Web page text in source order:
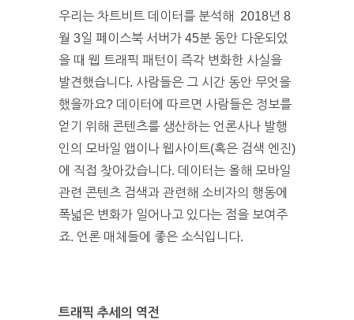
우리는 차트비트 데이터를 분석해 2018년 8
월 3일 페이스북 서버가 45분 동안 다운되었
을 때 웹 트래픽 패턴이 즉각 변화한 사실을
발견했습니다. 사람들은 그 시간 동안 무엇을
했을까요? 데이터에 따르면 사람들은 정보를
얻기 위해 콘텐츠를 생산하는 언론사나 발행
인의 모바일 앱이나 웹사이트(혹은 검색 엔진)
에 직접 찾아갔습니다. 데이터는 올해 모바일
관련 콘텐츠 검색과 관련해 소비자의 행동에
폭넓은 변화가 일어나고 있다는 점을 보여주
죠. 언론 매체들에 좋은 소식입니다.
트래픽 추세의 역전